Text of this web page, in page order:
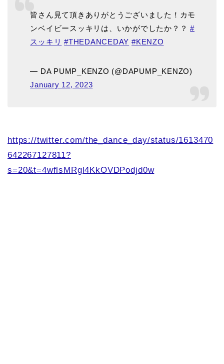
皆さん見て頂きありがとうございました！カモ
ンベイビースッキリは、いかがでしたか？？#
スッキリ #THEDANCEDAY #KENZO
— DA PUMP_KENZO (@DAPUMP_KENZO)
January 12, 2023
https://twitter.com/the_dance_day/status/1613470
642267127811?
s=20&t=4wflsMRgl4KkOVDPodjd0w